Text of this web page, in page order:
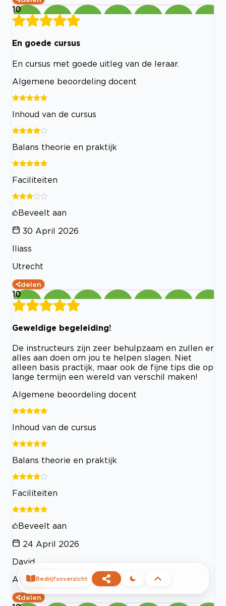
10
En goede cursus
En cursus met goede uitleg van de leraar.
Algemene beoordeling docent
Inhoud van de cursus
Balans theorie en praktijk
Faciliteiten
Beveelt aan
30 April 2026
Iliass
Utrecht
delen
10
Geweldige begeleiding!
De instructeurs zijn zeer behulpzaam en zullen er
alles aan doen om jou te helpen slagen. Niet
alleen basis practijk, maar ook de fijne tips die op
lange termijn een wereld van verschil maken!
Algemene beoordeling docent
Inhoud van de cursus
Balans theorie en praktijk
Faciliteiten
Beveelt aan
24 April 2026
David
Almere
delen
Bedrijfsoverzicht